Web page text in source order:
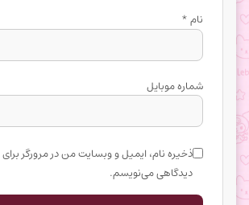
نام*
شماره موبایل
ذخیره نام، ایمیل و وبسایت من در مرورگر برای
دیدگاهی می‌نویسم.